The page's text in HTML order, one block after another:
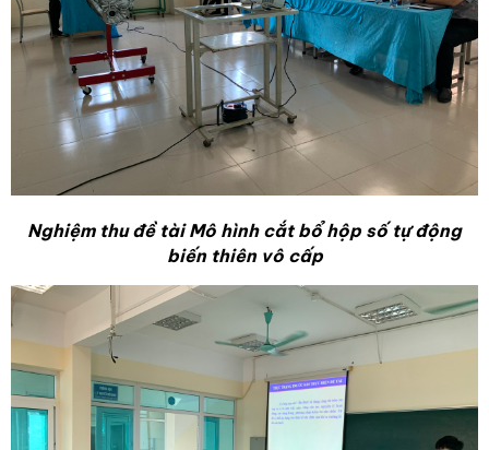
Nghiệm thu đề tài Mô hình cắt bổ hộp số tự động
biến thiên vô cấp